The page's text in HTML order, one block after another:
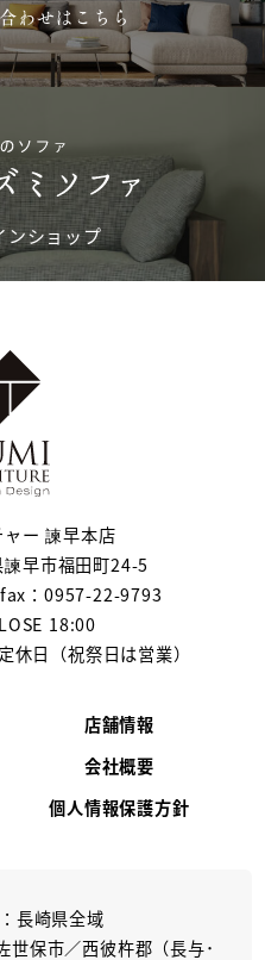
わせはこちら
ンショップ
ー 諫早本店
早市福田町24-5
：0957-22-9793
18:00
日（祝祭日は営業）
店舗情報
会社概要
個人情報保護方針
長崎県全域
世保市／西彼杵郡（長与･